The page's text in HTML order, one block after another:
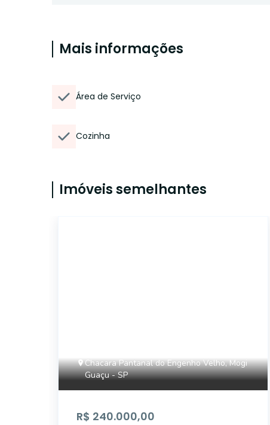
Mais informações
Área de Serviço
Cozinha
Imóveis semelhantes
Chacara Pantanal do Engenho Velho, Mogi
Guaçu - SP
R$ 240.000,00